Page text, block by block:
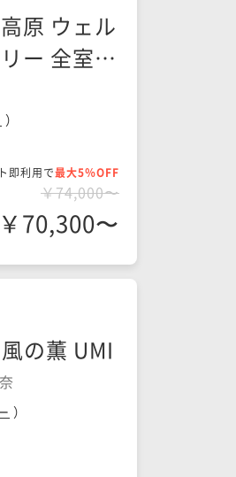
原 ウェル
ー 全室露
）
即利用で最大5％OFF
￥74,000〜
￥70,300〜
の薫 UMI
）